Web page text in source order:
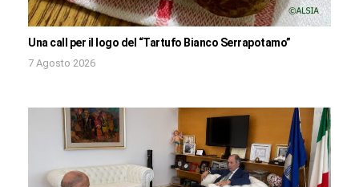
Una call per il logo del “Tartufo Bianco Serrapotamo”
7 Agosto 2026